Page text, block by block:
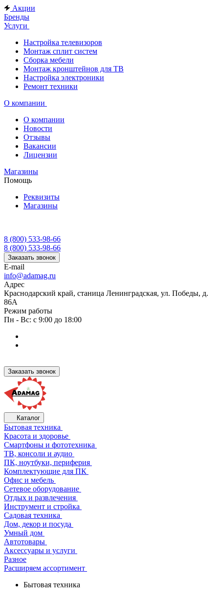
Акции
Бренды
Услуги
Настройка телевизоров
Монтаж сплит систем
Сборка мебели
Монтаж кронштейнов для ТВ
Настройка электроники
Ремонт техники
О компании
О компании
Новости
Отзывы
Вакансии
Лицензии
Магазины
Помощь
Реквизиты
Магазины
8 (800) 533-98-66
8 (800) 533-98-66
Заказать звонок
E-mail
info@adamag.ru
Адрес
Краснодарский край, станица Ленинградская, ул. Победы, д.
86А
Режим работы
Пн - Вс: с 9:00 до 18:00
Заказать звонок
Каталог
Бытовая техника
Красота и здоровье
Смартфоны и фототехника
ТВ, консоли и аудио
ПК, ноутбуки, периферия
Комплектующие для ПК
Офис и мебель
Сетевое оборудование
Отдых и развлечения
Инструмент и стройка
Садовая техника
Дом, декор и посуда
Умный дом
Автотовары
Аксессуары и услуги
Разное
Расширяем ассортимент
Бытовая техника